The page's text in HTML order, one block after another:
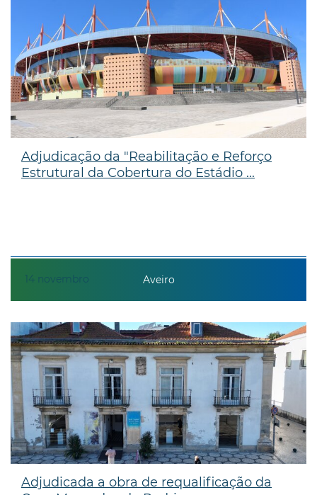
14 novembro
Adjudicação da "Reabilitação e Reforço
Estrutural da Cobertura do Estádio ...
Aveiro
Adjudicada a obra de requalificação da